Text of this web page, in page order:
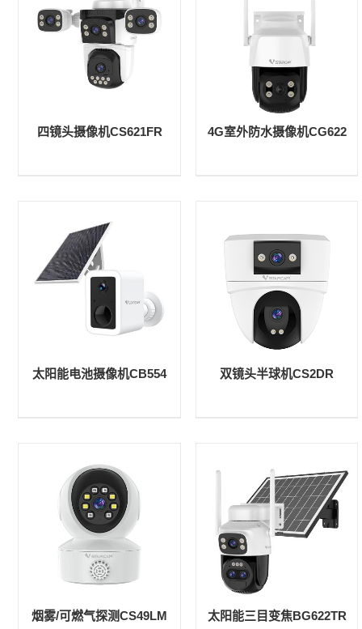
四镜头摄像机CS621FR 4G室外防水摄像机CG622
太阳能电池摄像机CB554 双镜头半球机CS2DR
烟雾/可燃气探测CS49LM 太阳能三目变焦BG622TR